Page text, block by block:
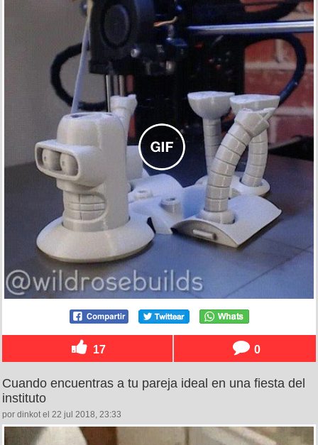
17 0
Cuando encuentras a tu pareja ideal en una fiesta del
instituto
por dinkot el 22 jul 2018, 23:33